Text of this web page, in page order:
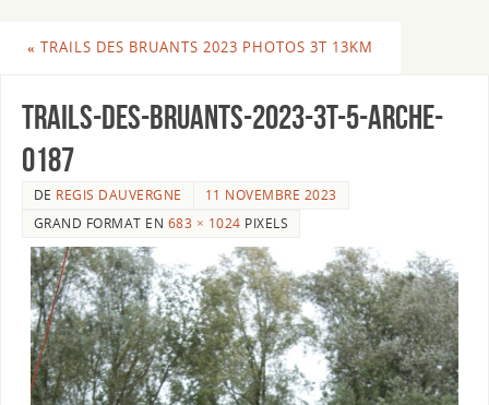
« TRAILS DES BRUANTS 2023 PHOTOS 3T 13KM
Trails-des-Bruants-2023-3T-5-Arche-
0187
DE REGIS DAUVERGNE
11 NOVEMBRE 2023
GRAND FORMAT EN 683 × 1024 PIXELS